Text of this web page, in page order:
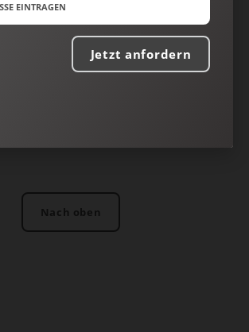
Nach oben
Jetzt anfordern